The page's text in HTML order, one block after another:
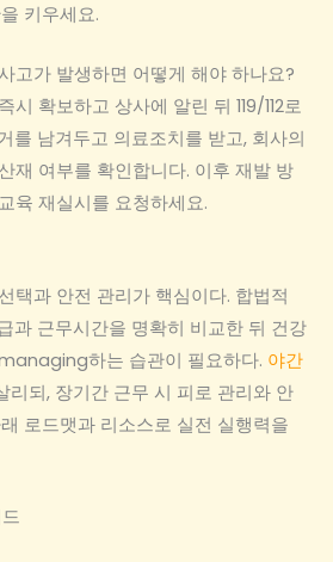
키우세요.
고가 발생하면 어떻게 해야 하나요?
시 확보하고 상사에 알린 뒤 119/112로
를 남겨두고 의료조치를 받고, 회사의
재 여부를 확인합니다. 이후 재발 방
육 재실시를 요청하세요.
택과 안전 관리가 핵심이다. 합법적
과 근무시간을 명확히 비교한 뒤 건강
하는 습관이 필요하다. 야간
리되, 장기간 근무 시 피로 관리와 안
로드맷과 리소스로 실전 실행력을